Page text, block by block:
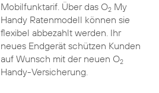
Mobilfunktarif. Über das O2My
Handy Ratenmodell können sie
flexibel abbezahlt werden. Ihr
neues Endgerät schützen Kunden
auf Wunsch mit der neuen O2
Handy-Versicherung.